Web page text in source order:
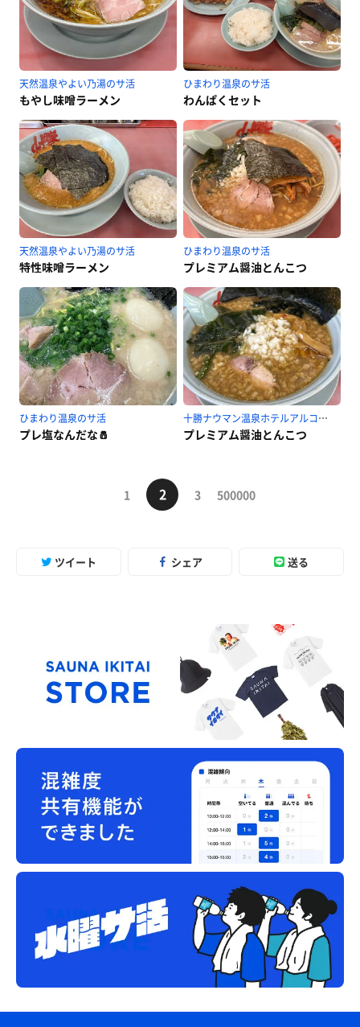
天然温泉やよい乃湯のサ活
もやし味噌ラーメン
ひまわり温泉のサ活
わんぱくセット
天然温泉やよい乃湯のサ活
特性味噌ラーメン
ひまわり温泉のサ活
プレミアム醤油とんこつ
ひまわり温泉のサ活
プレ塩なんだな🧂
十勝ナウマン温泉ホテルアルコのサ活
プレミアム醤油とんこつ
1 2 3 500000
ツイート シェア 送る